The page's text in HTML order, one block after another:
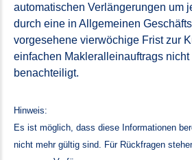
automatischen Verlängerungen um
durch eine in Allgemeinen
vorgesehene vierwöchige Frist zur
einfachen Makleralleinauftrags
benachteiligt.
Hinweis:
Es ist möglich, dass diese Informationen
nicht mehr gültig sind. Für Rückfragen